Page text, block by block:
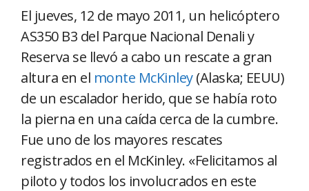
El jueves, 12 de mayo 2011, un helicóptero
AS350 B3 del Parque Nacional Denali y
Reserva se llevó a cabo un rescate a gran
altura en el monte McKinley(Alaska; EEUU)
de un escalador herido, que se había roto
la pierna en una caída cerca de la cumbre.
Fue uno de los mayores rescates
registrados en el McKinley. «Felicitamos al
piloto y todos los involucrados en este